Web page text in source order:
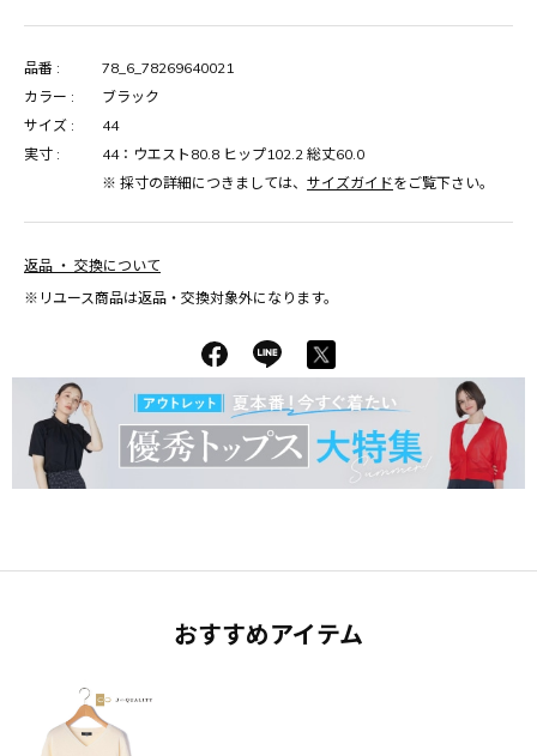
品番 :
78_6_78269640021
カラー :
ブラック
サイズ :
44
実寸 :
44：ウエスト80.8 ヒップ102.2 総丈60.0
※ 採寸の詳細につきましては、 サイズガイドをご覧下さい。
返品 ・ 交換について
※リユース商品は返品・交換対象外になります。
おすすめアイテム